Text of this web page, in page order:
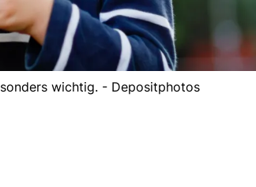
wichtig. - Depositphotos